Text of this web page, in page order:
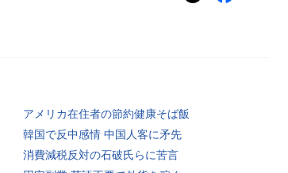
アメリカ在住者の節約健康そば飯
韓国で反中感情 中国人客に矛先
消費減税反対の石破氏らに苦言